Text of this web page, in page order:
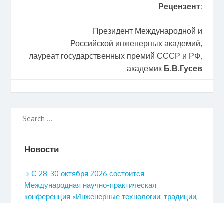
Рецензент:
Президент Международной и
Российской инженерных академий,
лауреат государственных премий СССР и РФ,
академик Б.В.Гусев
Новости
С 28-30 октября 2026 состоится
Международная научно-практическая
конференция «Инженерные технологии: традиции,